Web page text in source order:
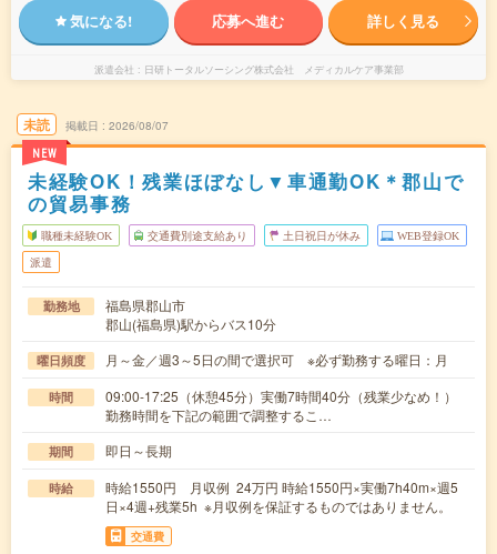
気になる! 応募へ進む 詳しく見る
派遣会社 日研トータルソーシング株式会社 メディカルケア事業部
未読
NEW
掲載日 2026/08/07
未経験OK！残業ほぼなし▼車通勤OK＊郡山で
の貿易事務
職種未経験OK 交通費別途支給あり 土日祝日が休み WEB登録OK
派遣
勤務地
福島県郡山市
郡山(福島県)駅からバス10分
曜日頻度 月～金／週3～5日の間で選択可 ※必ず勤務する曜日：月
時間
09:00-17:25（休憩45分）実働7時間40分（残業少なめ！）
勤務時間を下記の範囲で調整するこ…
期間 即日～長期
時給
時給1550円 月収例 24万円 時給1550円×実働7h40m×週5
日×4週+残業5h ※月収例を保証するものではありません。
交通費